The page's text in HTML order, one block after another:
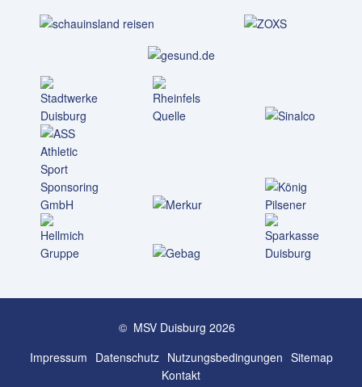
© MSV Duisburg 2026
Impressum Datenschutz Nutzungs­bedingungen Sitemap
Kontakt